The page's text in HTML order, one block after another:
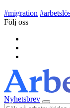
#migration #
Följ oss
Nyhetsbrev